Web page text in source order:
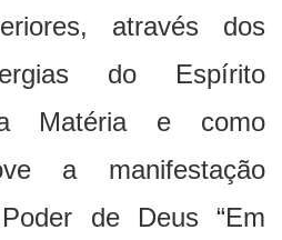
através dos
do Espírito
Matéria e como
a manifestação
de Deus “Em